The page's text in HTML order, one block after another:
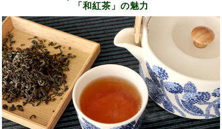
「和紅茶」の魅力